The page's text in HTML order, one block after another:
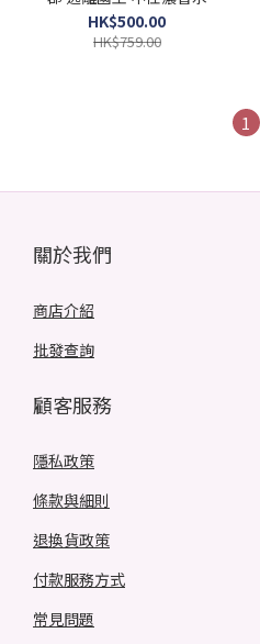
100ml (Barcode:
3760168591990)
HK$500.00
HK$759.00
1
關於我們
商店介紹
批發查詢
顧客服務
隱私政策
條款與細則
退換貨政策
付款服務方式
常見問題